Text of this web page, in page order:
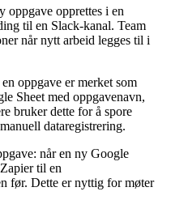
oppgave opprettes i en
til en Slack-kanal. Team
når nytt arbeid legges til i
en oppgave er merket som
Sheet med oppgavenavn,
bruker dette for å spore
dataregistrering.
: når en ny Google
til en
før. Dette er nyttig for møter